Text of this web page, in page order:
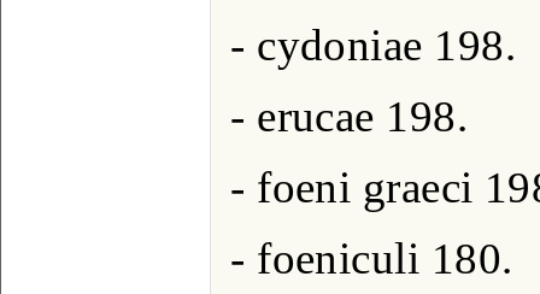
- cydoniae 198.
- erucae 198.
- foeni graeci
- foeniculi 180.